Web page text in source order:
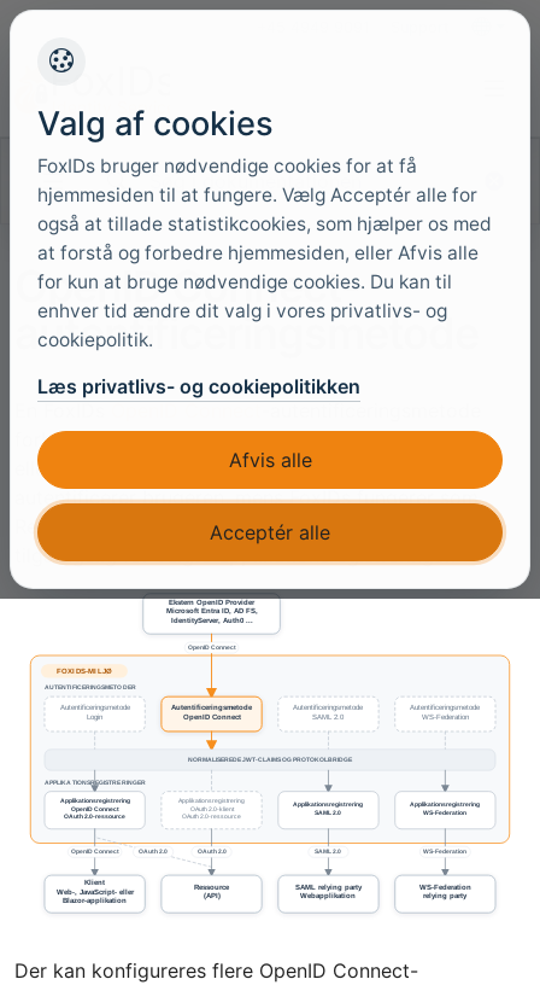
Søg i dokumentationen
OpenID Connect-
autentificeringsmetode
forbinder FoxIDs til en ekstern OpenID Provider (OP)
eller Identity Provider (IdP). Den eksterne udbyder
autentificerer brugeren, mens FoxIDs fungerer som
Relying Party (RP) og gør den resulterende identitet
tilgængelig for valgte applikationsregistreringer.
Der kan konfigureres flere OpenID Connect-
Valg af cookies
FoxIDs bruger nødvendige cookies for at få
hjemmesiden til at fungere. Vælg Acceptér alle for
også at tillade statistikcookies, som hjælper os med
at forstå og forbedre hjemmesiden, eller Afvis alle
for kun at bruge nødvendige cookies. Du kan til
enhver tid ændre dit valg i vores privatlivs- og
cookiepolitik.
Læs privatlivs- og cookiepolitikken
Afvis alle
Acceptér alle